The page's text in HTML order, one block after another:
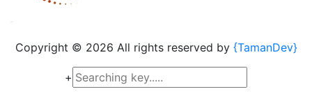
Copyright © 2026 All rights reserved by {TamanDev}
+